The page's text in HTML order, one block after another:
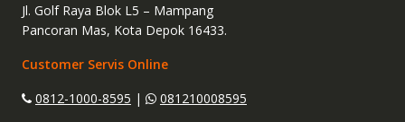
Jl. Golf Raya Blok L5 – Mampang
Pancoran Mas, Kota Depok 16433.
Customer Servis Online
0812-1000-8595 |
081210008595